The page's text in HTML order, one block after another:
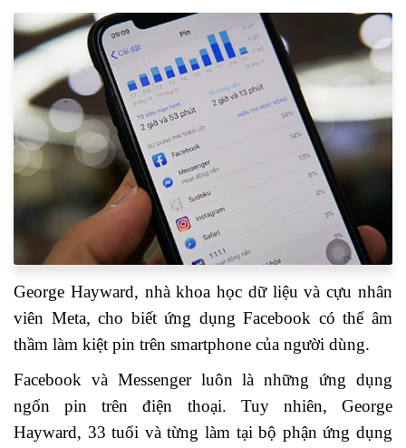
George Hayward, nhà khoa học dữ liệu và cựu nhân
viên Meta, cho biết ứng dụng Facebook có thể âm
thầm làm kiệt pin trên smartphone của người dùng.
Facebook và Messenger luôn là những ứng dụng
ngốn pin trên điện thoại. Tuy nhiên, George
Hayward, 33 tuổi và từng làm tại bộ phận ứng dụng